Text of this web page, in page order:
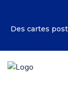
Des cartes